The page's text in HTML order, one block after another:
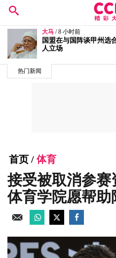
热门新闻
大马 / 8 小时前
迁就丘光耀体重量级要
约？”
首页 / 体育
接受被取消参赛
体育学院愿帮助